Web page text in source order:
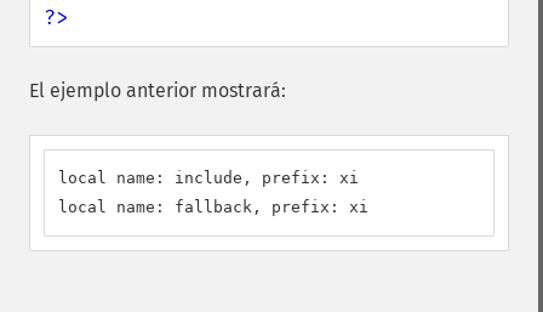
?>
El ejemplo anterior mostrará:
local name: include, prefix: xi
local name: fallback, prefix: xi